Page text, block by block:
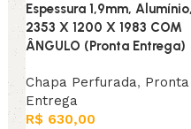
Espessura 1,9mm, Alumínio,
2353 X 1200 X 1983 COM
ÂNGULO (Pronta Entrega)
Chapa Perfurada, Pronta
Entrega
R$ 630,00